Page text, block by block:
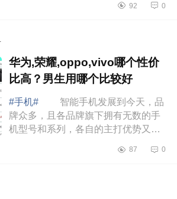
13参数配置如何？一加13是直屏还是
92 0
华为,荣耀,oppo,vivo哪个性价
比高？男生用哪个比较好
#手机#
智能手机发展到今天，品
牌众多，且各品牌旗下拥有无数的手
机型号和系列，各自的主打优势又不
耀,oppo,vivo哪个性价比高？男生用哪
87 0